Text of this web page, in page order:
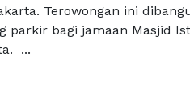
Terowongan ini
parkir bagi jamaan Masjid
...